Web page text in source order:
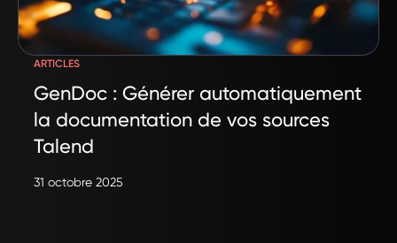
ARTICLES
GenDoc : Générer automatiquement
la documentation de vos sources
Talend
31 octobre 2025